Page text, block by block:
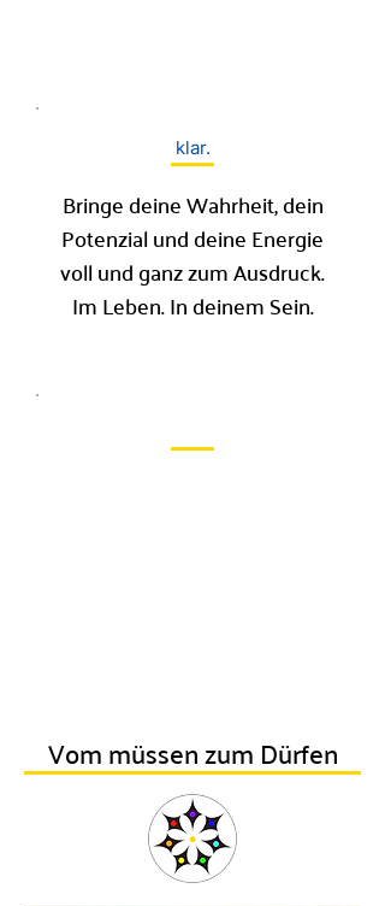
klar.
Bringe deine Wahrheit, dein
Potenzial und deine Energie
voll und ganz zum Ausdruck.
Im Leben. In deinem Sein.
Vom müssen zum Dürfen